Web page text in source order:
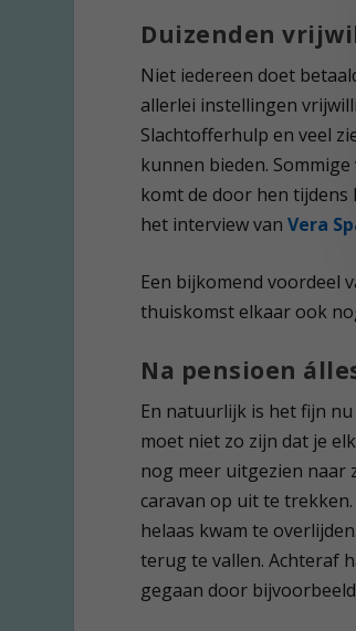
Duizenden
Niet iedereen doet
allerlei instellingen
Slachtofferhulp en veel
kunnen bieden. Sommige
komt de door hen tijdens
het interview vanVera
Een bijkomend voordeel
thuiskomst elkaar ook
Na pensioen
En natuurlijk is het fijn
moet niet zo zijn dat je
nog meer uitgezien naar
caravan op uit te
helaas kwam te
terug te vallen. Achteraf
gegaan door